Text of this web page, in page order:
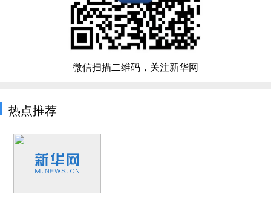
微信扫描二维码，关注新华网
热点推荐